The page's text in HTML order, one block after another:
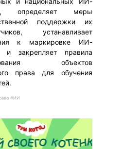
определяет меры
поддержки их
устанавливает
к маркировке ИИ-
и закрепляет правила
объектов
права для обучения
#ИИ